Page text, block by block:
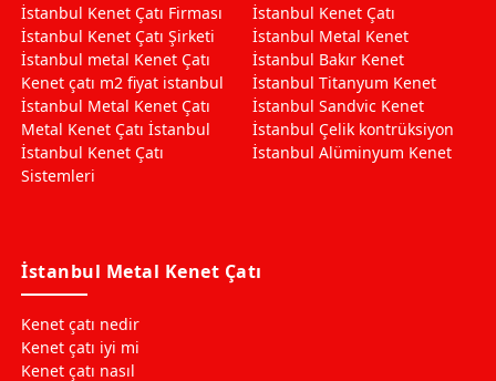
İstanbul Kenet Çatı Firması
İstanbul Kenet Çatı Şirketi
İstanbul metal Kenet Çatı
Kenet çatı m2 fiyat istanbul
İstanbul Metal Kenet Çatı
Metal Kenet Çatı İstanbul
İstanbul Kenet Çatı
Sistemleri
İstanbul Kenet Çatı
İstanbul Metal Kenet
İstanbul Bakır Kenet
İstanbul Titanyum Kenet
İstanbul Sandvic Kenet
İstanbul Çelik kontrüksiyon
İstanbul Alüminyum Kenet
İstanbul Metal Kenet Çatı
Kenet çatı nedir
Kenet çatı iyi mi
Kenet çatı nasıl